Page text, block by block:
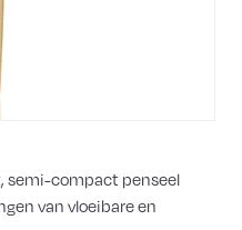
semi-compact penseel
van vloeibare en